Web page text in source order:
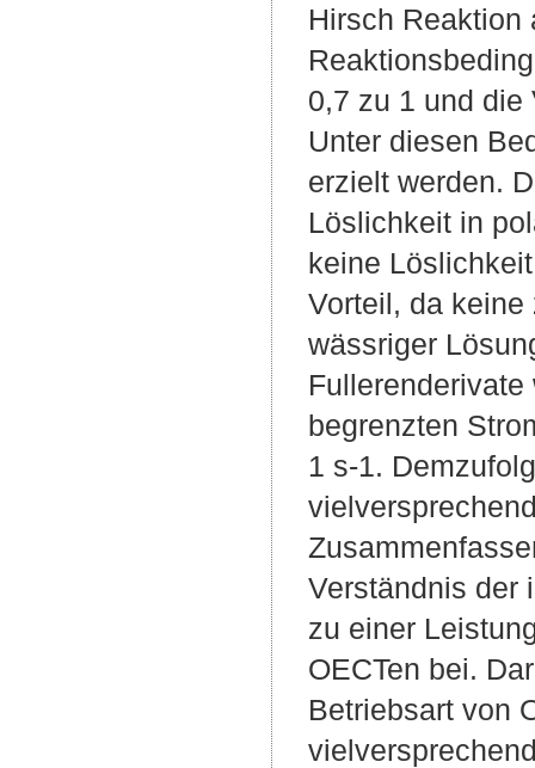
Hirsch Reaktion
0,7 zu 1 und die
Unter diesen
erzielt werden.
Löslichkeit in
keine
Vorteil, da
wässriger
begrenzten
1 s-1.
Verständnis der
zu einer
OECTen bei.
Betriebsart von